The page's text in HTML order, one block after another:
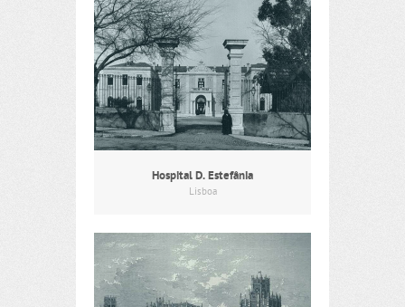
Hospital D. Estefânia
Lisboa